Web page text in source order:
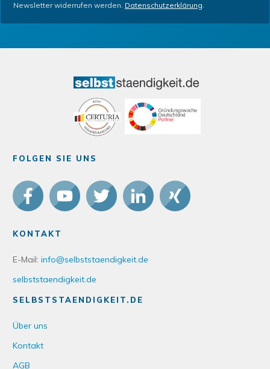
Newsletter widerrufen werden. Datenschutzerklärung.
FOLGEN SIE UNS
KONTAKT
E-Mail: info@selbststaendigkeit.de
selbststaendigkeit.de
SELBSTSTAENDIGKEIT.DE
Über uns
Kontakt
AGB